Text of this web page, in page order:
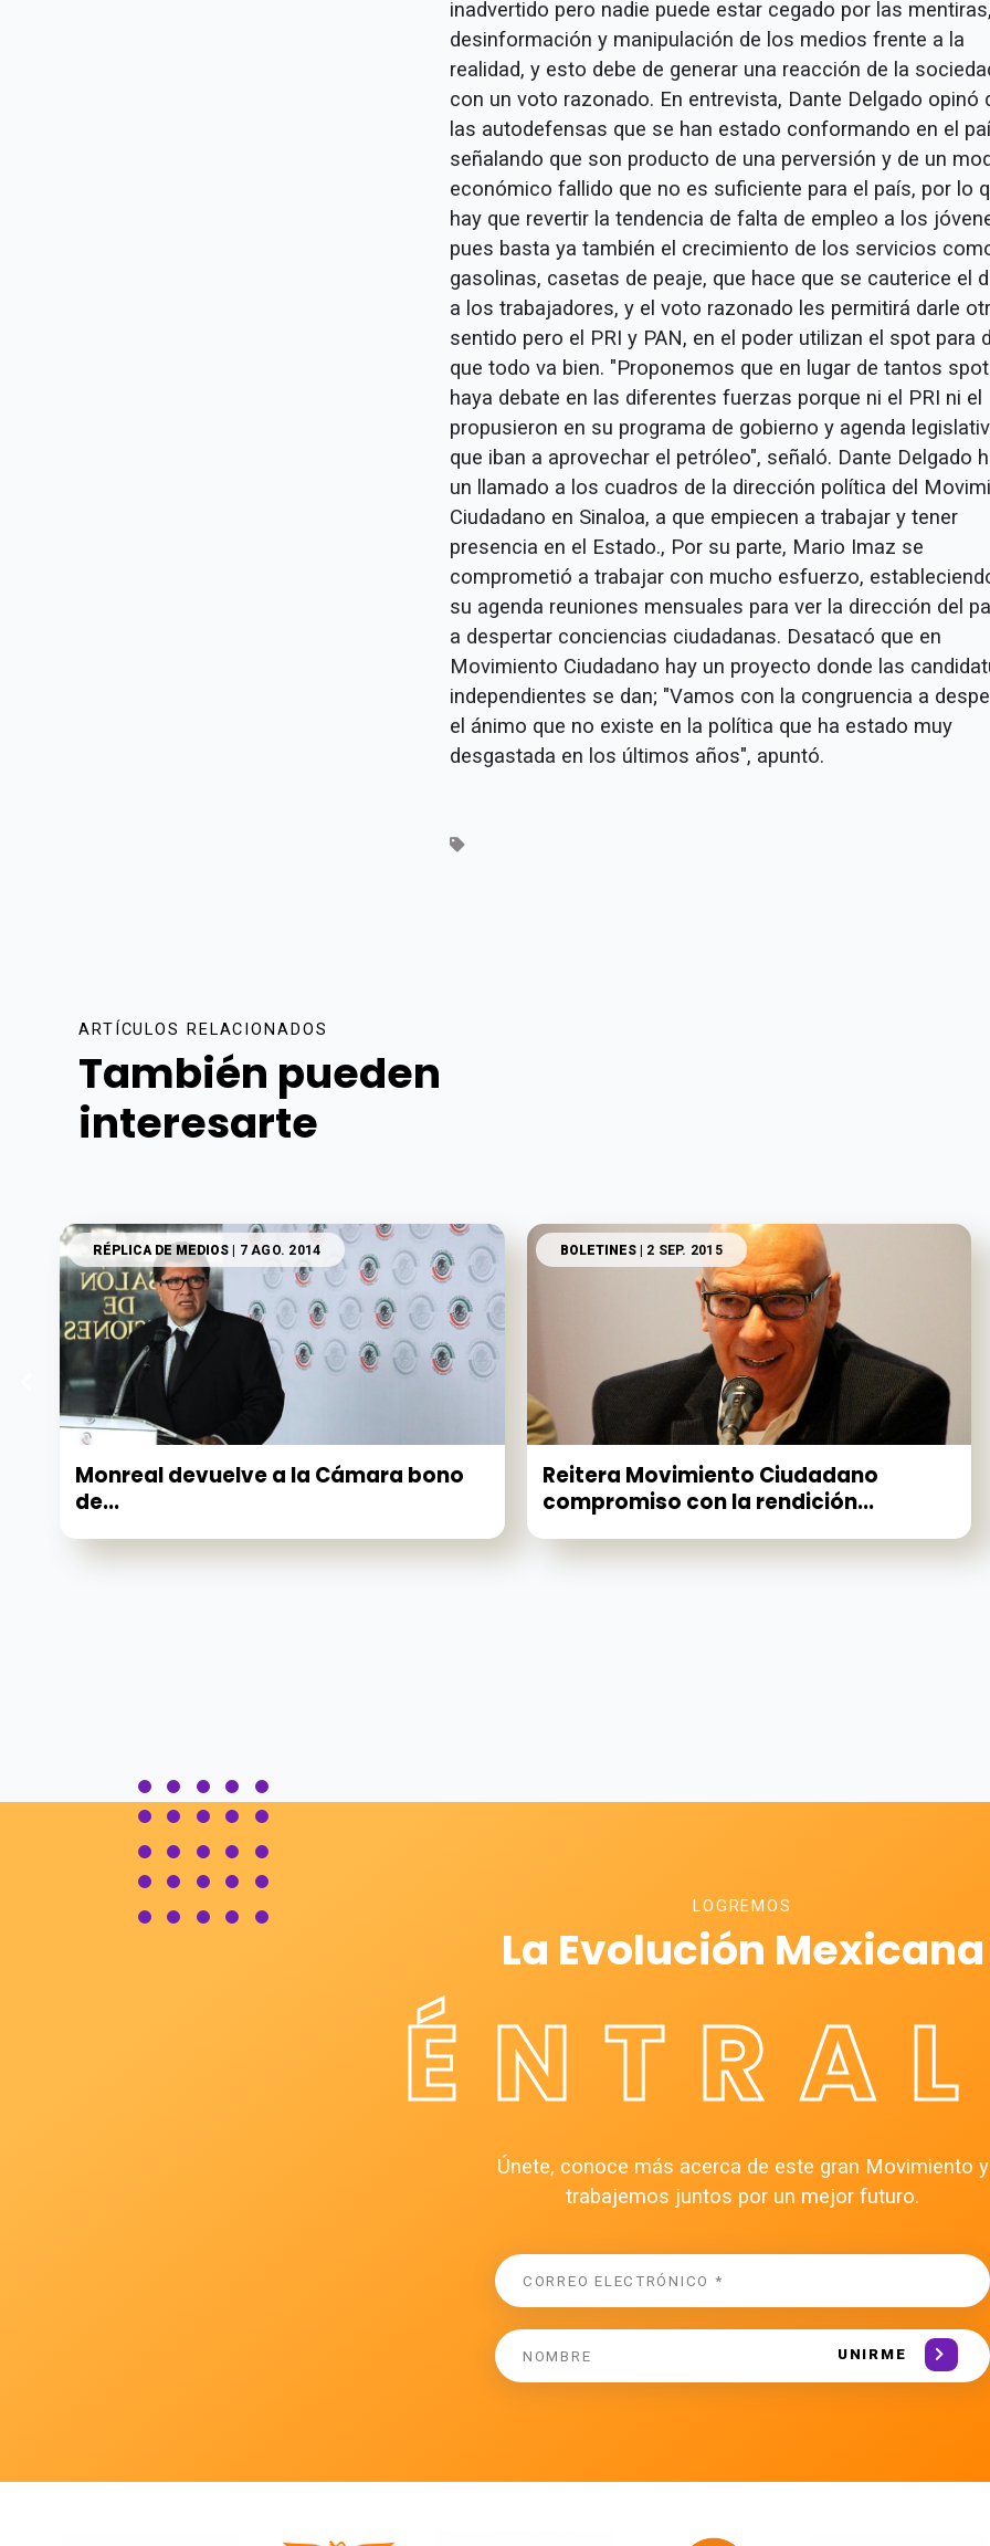
inadvertido pero nadie puede estar cegado por las
desinformación y manipulación de los medios frente a la
realidad, y esto debe de generar una reacción de la
con un voto razonado. En entrevista, Dante Delgado opinó
las autodefensas que se han estado conformando en el
señalando que son producto de una perversión y de un
económico fallido que no es suficiente para el país, por lo
hay que revertir la tendencia de falta de empleo a los
pues basta ya también el crecimiento de los servicios
gasolinas, casetas de peaje, que hace que se cauterice el
a los trabajadores, y el voto razonado les permitirá darle
sentido pero el PRI y PAN, en el poder utilizan el spot para
que todo va bien. "Proponemos que en lugar de tantos
haya debate en las diferentes fuerzas porque ni el PRI ni el
propusieron en su programa de gobierno y agenda
que iban a aprovechar el petróleo", señaló. Dante Delgado
un llamado a los cuadros de la dirección política del
Ciudadano en Sinaloa, a que empiecen a trabajar y tener
presencia en el Estado., Por su parte, Mario Imaz se
comprometió a trabajar con mucho esfuerzo,
su agenda reuniones mensuales para ver la dirección del
a despertar conciencias ciudadanas. Desatacó que en
Movimiento Ciudadano hay un proyecto donde las
independientes se dan; "Vamos con la congruencia a
el ánimo que no existe en la política que ha estado muy
desgastada en los últimos años", apuntó.
ARTÍCULOS RELACIONADOS
También pueden
interesarte
RÉPLICA DE MEDIOS | 7 AGO. 2014
Monreal devuelve a la Cámara bono
de...
BOLETINES| 2 SEP. 2015
Reitera Movimiento Ciudadano
compromiso con la rendición...
LOGREMOS
La Evolución Mexicana
Únete, conoce más acerca de este gran Movimiento y
trabajemos juntos por un mejor futuro.
UNIRME